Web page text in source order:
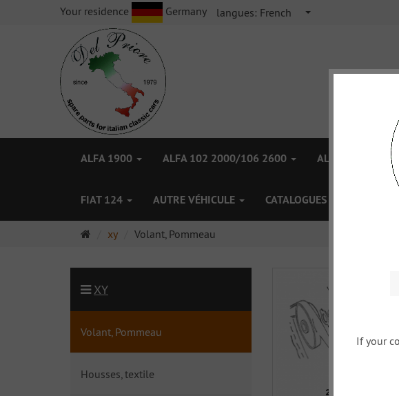
Your residence Germany langues: French
ALFA 1900 ALFA 102 2000/106 2600 ALFA 750/101
FIAT 124 AUTRE VÉHICULE CATALOGUES OFFRES
Pagexy Volant, Pommeau
XY
Volant, Pommeau
Housses, textile
If your